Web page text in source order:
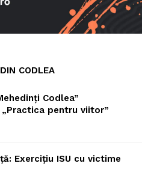
CODLEA
Codlea”
pentru viitor”
Exercițiu ISU cu victime